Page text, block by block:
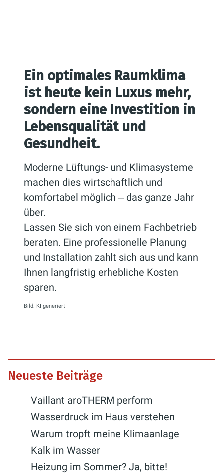
Ein optimales Raumklima
ist heute kein Luxus mehr,
sondern eine Investition in
Lebensqualität und
Gesundheit.
Moderne Lüftungs- und Klimasysteme
machen dies wirtschaftlich und
komfortabel möglich ‒ das ganze Jahr
über.
Lassen Sie sich von einem Fachbetrieb
beraten. Eine professionelle Planung
und Installation zahlt sich aus und kann
Ihnen langfristig erhebliche Kosten
sparen.
Bild: KI generiert
Neueste Beiträge
Vaillant aroTHERM perform
Wasserdruck im Haus verstehen
Warum tropft meine Klimaanlage
Kalk im Wasser
Heizung im Sommer? Ja, bitte!